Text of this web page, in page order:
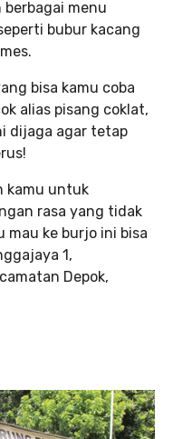
berbagai menu
bubur kacang
bisa kamu coba
alias pisang coklat,
dijaga agar tetap
kamu untuk
rasa yang tidak
mau ke burjo ini bisa
1,
Depok,